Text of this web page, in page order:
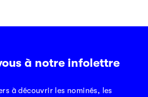
à notre infolettre
à découvrir les nominés, les